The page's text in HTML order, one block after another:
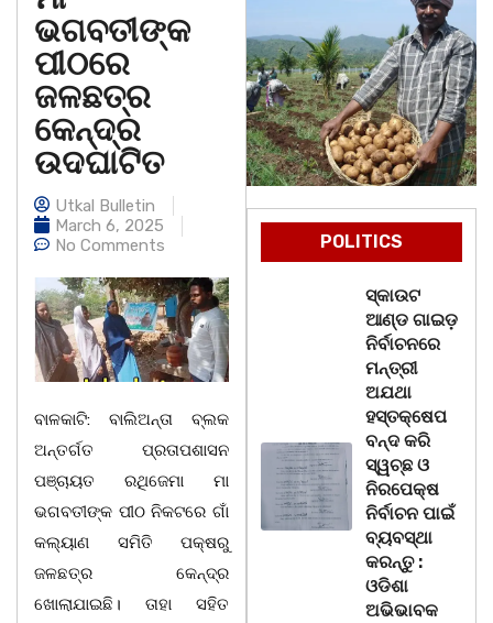
ଭଗବତୀଙ୍କ
ପୀଠରେ
ଜଳଛତ୍ର
କେନ୍ଦ୍ର
ଉଦଘାଟିତ
Utkal Bulletin
March 6, 2025
No Comments
ବାଳକାଟି: ବାଲିଅନ୍ତା ବ୍ଲକ
ଅନ୍ତର୍ଗତ ପ୍ରତାପଶାସନ
ପଞ୍ଚାୟତ ରଥିଜେମା ମା
ଭଗବତୀଙ୍କ ପୀଠ ନିକଟରେ ଗାଁ
କଲ୍ୟାଣ ସମିତି ପକ୍ଷରୁ
ଜଳଛତ୍ର କେନ୍ଦ୍ର
ଖୋଲାଯାଇଛି। ତାହା ସହିତ
POLITICS
ସ୍କାଉଟ
ଆଣ୍ଡ ଗାଇଡ଼
ନିର୍ବାଚନରେ
ମନ୍ତ୍ରୀ
ଅଯଥା
ହସ୍ତକ୍ଷେପ
ବନ୍ଦ କରି
ସ୍ୱଚ୍ଛ ଓ
ନିରପେକ୍ଷ
ନିର୍ବାଚନ ପାଇଁ
ବ୍ୟବସ୍ଥା
କରନ୍ତୁ :
ଓଡିଶା
ଅଭିଭାବକ